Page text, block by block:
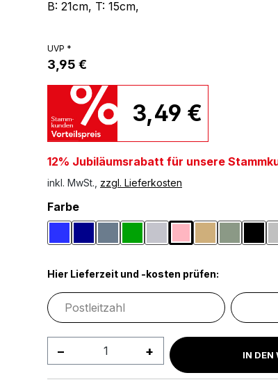
B: 21cm, T: 15cm,
UVP *
3,95 €
3,49 €
12% Jubiläumsrabatt für unsere
inkl. MwSt., zzgl. Lieferkosten
Farbeauswählen
BlauDunkelblau
Graublau
GrünHellgrauHellrosaPinienfarben
Hier Lieferzeit und -kosten prüfen:
Produkt Anzahl: Gib denIN DEN